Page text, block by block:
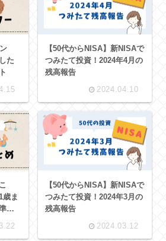
た
【50代からNISA】新NISAで
つみたて投資！2024年4月の
残高報告
2024.04.10
歳ま
【50代からNISA】新NISAで
つみたて投資！2024年3月の
残高報告
2024.03.12